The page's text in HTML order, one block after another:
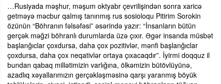
…Rusiyada məşhur, məşum oktyabr çevrilişindən sonra xaricə
getməyə məcbur qalmış tanınmış rus sosioloqu Pitirim Sorokin
özünün “Böhranın fəlsəfəsi” əsərində yazır: “İnsanların bütün
gerçək məğzi böhranlı durumlarda üzə çıxır. Əgər insanda müsbət
başlanğıclar çoxdursa, daha çox pozitivlər, mənfi başlanğıclar
çoxdursa, daha çox neqativlər ortaya çıxacaqdır”. İyirmi doqquz il
bundan qabaq millətimizin varlığına, ölkəmizin bütövlüyünə,
azadlıq xəyallarımızın gerçəkləşməsinə qarşı yaranmış böyük